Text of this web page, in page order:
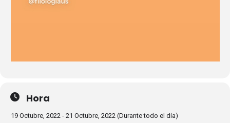
Hora
19 Octubre, 2022 - 21 Octubre, 2022 (Durante todo el día)